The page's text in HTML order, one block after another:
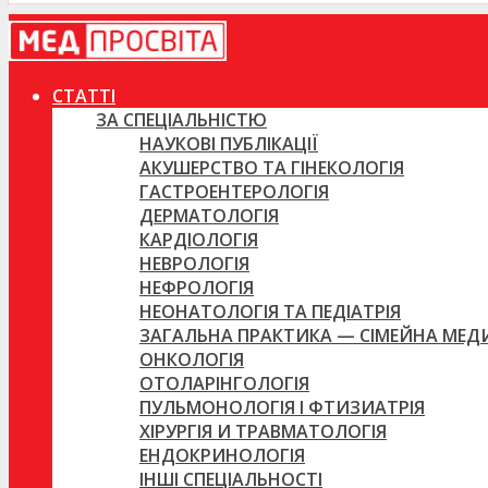
СТАТТІ
ЗА СПЕЦІАЛЬНІСТЮ
НАУКОВІ ПУБЛІКАЦІЇ
АКУШЕРСТВО ТА ГІНЕКОЛОГІЯ
ГАСТРОЕНТЕРОЛОГІЯ
ДЕРМАТОЛОГІЯ
КАРДІОЛОГІЯ
НЕВРОЛОГІЯ
НЕФРОЛОГІЯ
НЕОНАТОЛОГІЯ ТА ПЕДІАТРІЯ
ЗАГАЛЬНА ПРАКТИКА — СІМЕЙНА
ОНКОЛОГІЯ
ОТОЛАРІНГОЛОГІЯ
ПУЛЬМОНОЛОГІЯ І ФТИЗИАТРІЯ
ХІРУРГІЯ И ТРАВМАТОЛОГІЯ
ЕНДОКРИНОЛОГІЯ
ІНШІ СПЕЦІАЛЬНОСТІ